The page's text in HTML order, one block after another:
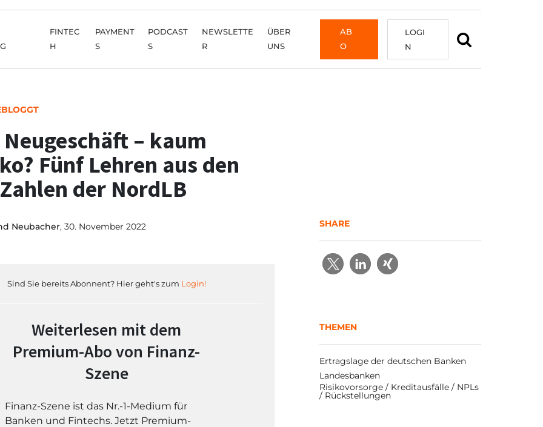
FINTEC
H
PAYMENT
S
PODCAST
S
NEWSLETTE
R
ÜBER
UNS
AB
O
LOGI
N
– kaum
Fünf Lehren aus den
der NordLB
Neubacher, 30. November 2022
Sind Sie bereits Abonnent? Hier geht's zum Login!
Weiterlesen mit dem
Premium-Abo von Finanz-
Szene
Finanz-Szene ist das Nr.-1-Medium für
Banken und Fintechs. Jetzt Premium-
SHARE
THEMEN
Ertragslage der deutschen Banken
Landesbanken
Risikovorsorge / Kreditausfälle / NPLs
/ Rückstellungen